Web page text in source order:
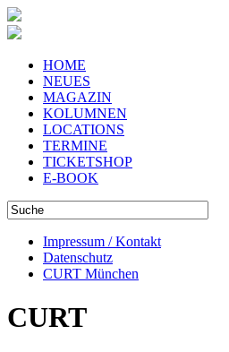
HOME
NEUES
MAGAZIN
KOLUMNEN
LOCATIONS
TERMINE
TICKETSHOP
E-BOOK
Impressum / Kontakt
Datenschutz
CURT München
CURT